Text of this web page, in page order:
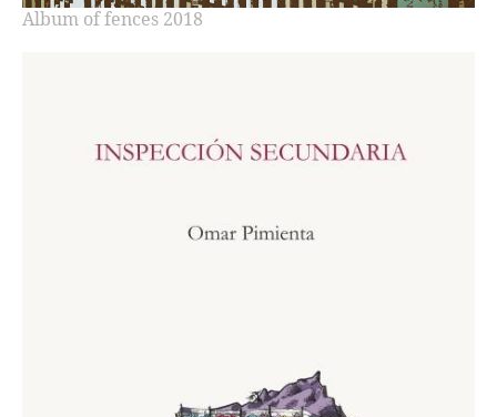
Album of fences 2018